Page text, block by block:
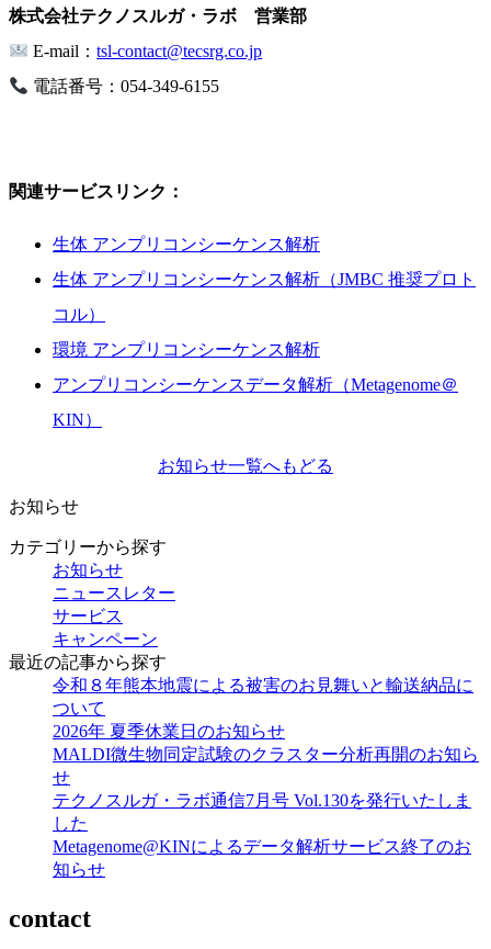
株式会社テクノスルガ・ラボ 営業部
E-mail：tsl-contact@tecsrg.co.jp
電話番号：054-349-6155
関連サービスリンク：
生体 アンプリコンシーケンス解析
生体 アンプリコンシーケンス解析（JMBC 推奨プロト
コル）
環境 アンプリコンシーケンス解析
アンプリコンシーケンスデータ解析（Metagenome＠
KIN）
お知らせ一覧へもどる
お知らせ
カテゴリーから探す
お知らせ
ニュースレター
サービス
キャンペーン
最近の記事から探す
令和８年熊本地震による被害のお見舞いと輸送納品に
ついて
2026年 夏季休業日のお知らせ
MALDI微生物同定試験のクラスター分析再開のお知ら
せ
テクノスルガ・ラボ通信7月号 Vol.130を発行いたしま
した
Metagenome@KINによるデータ解析サービス終了のお
知らせ
contact